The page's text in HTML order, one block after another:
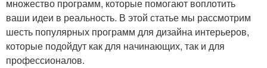
множество программ, которые помогают воплотить
ваши идеи в реальность. В этой статье мы рассмотрим
шесть популярных программ для дизайна интерьеров,
которые подойдут как для начинающих, так и для
профессионалов.